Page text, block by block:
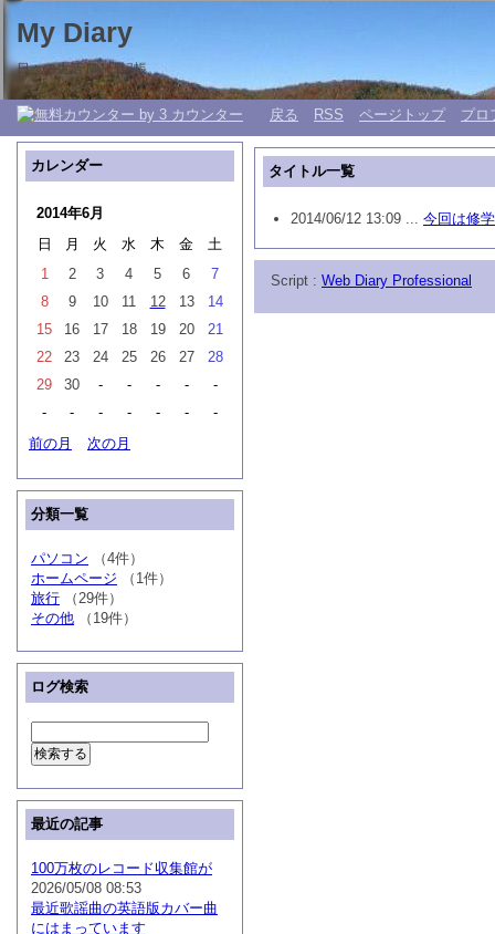
My Diary
日々の生活 My 日記帳。
戻る RSS ページトップ プロ
タイトル一覧
2014/06/12 13:09 ... 今回は修
カレンダー
2014年6月
日
月 火 水 木 金
土
1
2 3 4 5 6
7
8
9 10 11 12 13
14
15
16 17 18 19 20
21
22
23 24 25 26 27
28
29
30 - - - -
-
-
- - - - -
-
前の月
次の月
分類一覧
パソコン （4件）
ホームページ （1件）
旅行 （29件）
その他 （19件）
ログ検索
最近の記事
100万枚のレコード収集館が
2026/05/08 08:53
最近歌謡曲の英語版カバー曲
にはまっています
Script : Web Diary Professional